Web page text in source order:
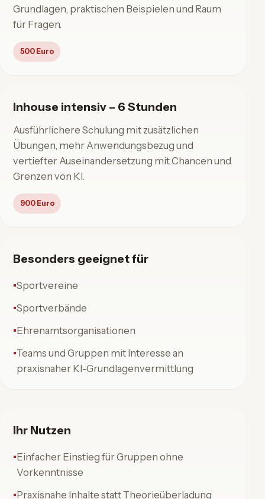
Grundlagen, praktischen Beispielen und Raum
für Fragen.
500 Euro
Inhouse intensiv – 6 Stunden
Ausführlichere Schulung mit zusätzlichen
Übungen, mehr Anwendungsbezug und
vertiefter Auseinandersetzung mit Chancen und
Grenzen von KI.
900 Euro
Besonders geeignet für
Sportvereine
Sportverbände
Ehrenamtsorganisationen
Teams und Gruppen mit Interesse an
praxisnaher KI-Grundlagenvermittlung
Ihr Nutzen
Einfacher Einstieg für Gruppen ohne
Vorkenntnisse
Praxisnahe Inhalte statt Theorieüberladung